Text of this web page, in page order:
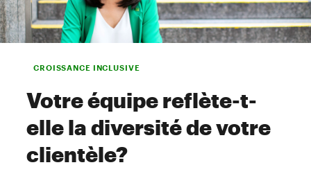
CROISSANCE INCLUSIVE
Votre équipe reflète-t-
elle la diversité de votre
clientèle?